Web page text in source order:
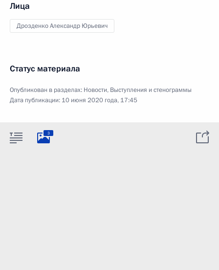
Лица
Дрозденко Александр Юрьевич
Статус материала
Опубликован в разделах: Новости, Выступления и стенограммы
Дата публикации: 10 июня 2020 года, 17:45
3